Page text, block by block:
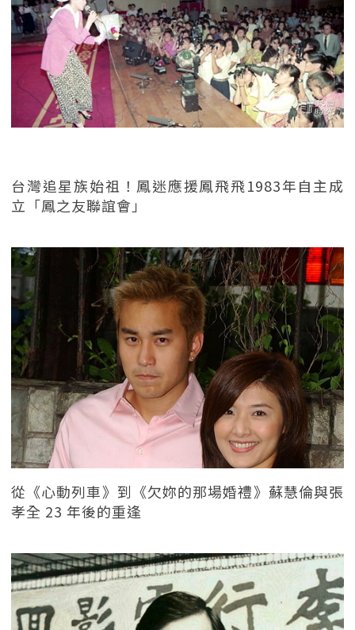
台灣追星族始祖！鳳迷應援鳳飛飛1983年自主成
立「鳳之友聯誼會」
從《心動列車》到《欠妳的那場婚禮》蘇慧倫與張
孝全 23 年後的重逢